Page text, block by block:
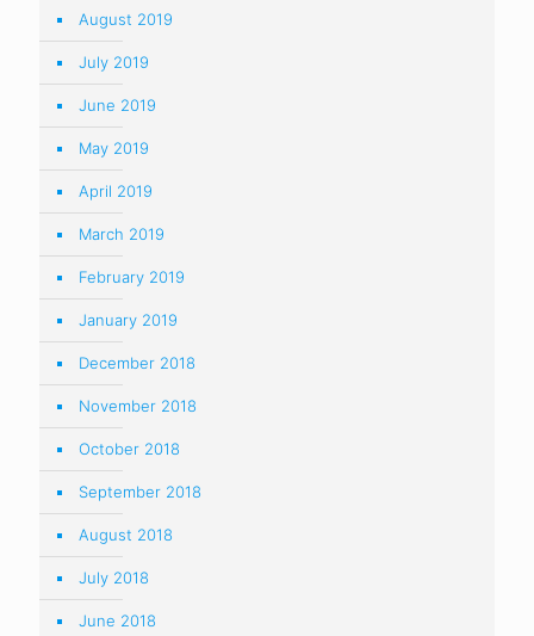
August 2019
July 2019
June 2019
May 2019
April 2019
March 2019
February 2019
January 2019
December 2018
November 2018
October 2018
September 2018
August 2018
July 2018
June 2018